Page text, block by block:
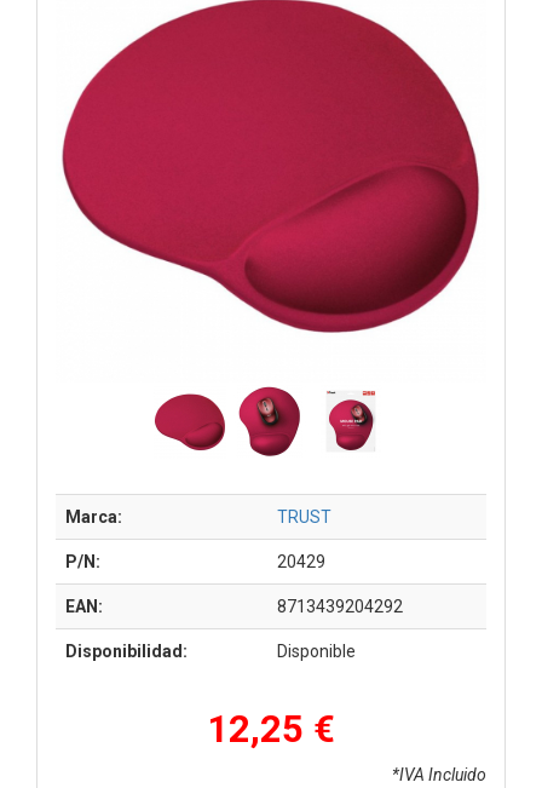
Marca: TRUST
P/N: 20429
EAN: 8713439204292
Disponibilidad: Disponible
12,25 €
*IVA Incluido